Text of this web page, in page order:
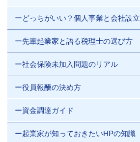
ーどっちがいい？個人事業と会社設立
ー先輩起業家と語る税理士の選び方
ー社会保険未加入問題のリアル
ー役員報酬の決め方
ー資金調達ガイド
ー起業家が知っておきたいHPの知識